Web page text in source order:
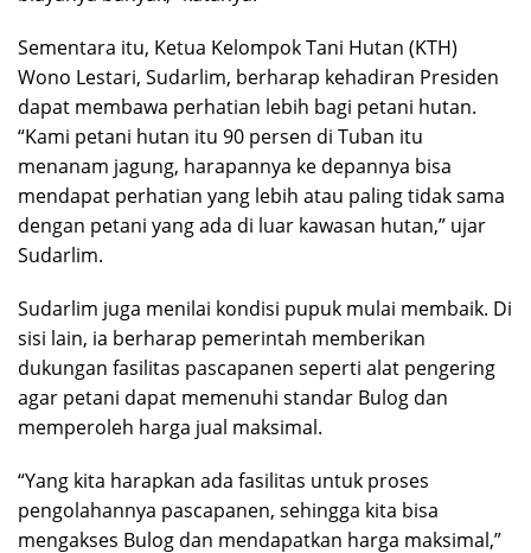
Sementara itu, Ketua Kelompok Tani Hutan (KTH)
Wono Lestari, Sudarlim, berharap kehadiran Presiden
dapat membawa perhatian lebih bagi petani hutan.
“Kami petani hutan itu 90 persen di Tuban itu
menanam jagung, harapannya ke depannya bisa
mendapat perhatian yang lebih atau paling tidak sama
dengan petani yang ada di luar kawasan hutan,” ujar
Sudarlim.
Sudarlim juga menilai kondisi pupuk mulai membaik. Di
sisi lain, ia berharap pemerintah memberikan
dukungan fasilitas pascapanen seperti alat pengering
agar petani dapat memenuhi standar Bulog dan
memperoleh harga jual maksimal.
“Yang kita harapkan ada fasilitas untuk proses
pengolahannya pascapanen, sehingga kita bisa
mengakses Bulog dan mendapatkan harga maksimal,”